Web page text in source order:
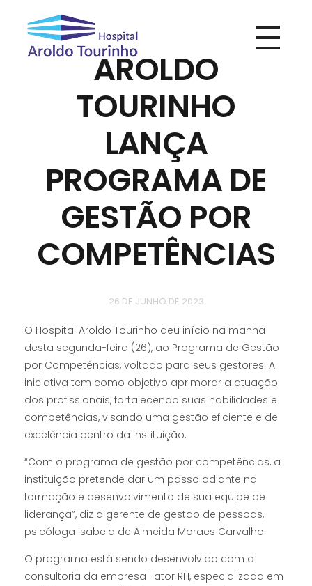
AROLDO
TOURINHO
LANÇA
PROGRAMA DE
GESTÃO POR
COMPETÊNCIAS
26 DE JUNHO DE 2023
O Hospital Aroldo Tourinho deu início na manhã
desta segunda-feira (26), ao Programa de Gestão
por Competências, voltado para seus gestores. A
iniciativa tem como objetivo aprimorar a atuação
dos profissionais, fortalecendo suas habilidades e
competências, visando uma gestão eficiente e de
excelência dentro da instituição.
“Com o programa de gestão por competências, a
instituição pretende dar um passo adiante na
formação e desenvolvimento de sua equipe de
liderança”, diz a gerente de gestão de pessoas,
psicóloga Isabela de Almeida Moraes Carvalho.
O programa está sendo desenvolvido com a
consultoria da empresa Fator RH, especializada em